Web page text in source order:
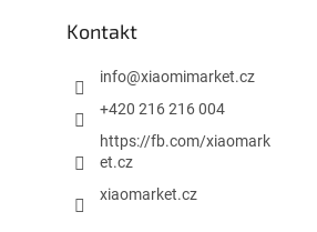
Kontakt
info@xiaomimarket.cz
+420 216 216 004
https://fb.com/xiaomark
et.cz
xiaomarket.cz